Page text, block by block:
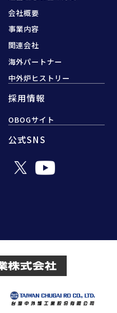
会社概要
事業内容
関連会社
海外パートナー
中外炉ヒストリー
採用情報
OBOGサイト
公式SNS